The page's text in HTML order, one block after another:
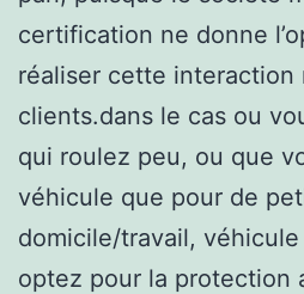
certification ne donne
réaliser cette interaction
clients.dans le cas ou
qui roulez peu, ou que
véhicule que pour de
domicile/travail,
optez pour la protection